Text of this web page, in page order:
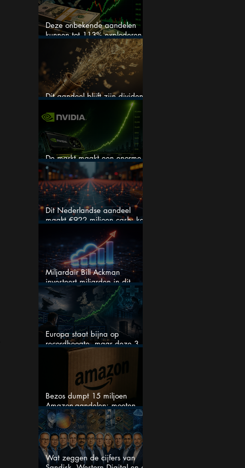
Deze onbekende aandelen
kunnen tot 113% exploderen
(één springt eruit)
Dit aandeel blijft zijn dividend
verhogen, wat er ook gebeurt
De markt maakt een enorme
fout bij Nvidia
Dit Nederlandse aandeel
maakt €922 miljoen cash: kan
dit dividendaandeel blijven
Miljardair Bill Ackman
investeert miljarden in dit
techaandeel
Europa staat bijna op
recordhoogte, maar deze 3
sectoren vallen nu op
Bezos dumpt 15 miljoen
Amazon-aandelen: moeten
beleggers zich zorgen maken?
Wat zeggen de cijfers van